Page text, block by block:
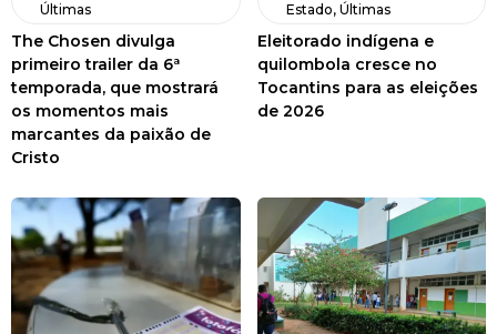
Últimas
The Chosen divulga
primeiro trailer da 6ª
temporada, que mostrará
os momentos mais
marcantes da paixão de
Cristo
Estado, Últimas
Eleitorado indígena e
quilombola cresce no
Tocantins para as eleições
de 2026